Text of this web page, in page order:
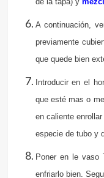
A continuación,
previamente
que quede bien
Introducir en el
que esté mas o
en caliente
especie de tubo y
Poner en le vaso
enfriarlo bien.